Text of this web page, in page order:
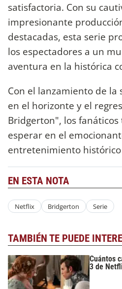
satisfactoria. Con su
impresionante
destacadas, esta serie
los espectadores a un
aventura en la histórica
Con el lanzamiento de
en el horizonte y el
Bridgerton", los
esperar en el
entretenimiento
EN ESTA NOTA
Netflix Bridgerton Serie
TAMBIÉN TE PUEDE
Cuántos
3 de